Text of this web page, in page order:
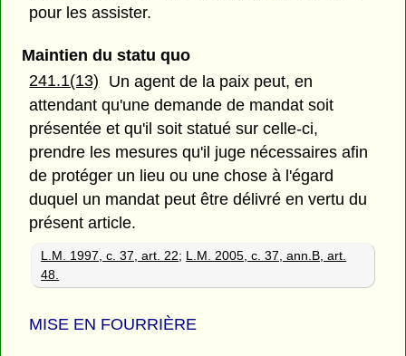
pour les assister.
Maintien du statu quo
241.1(13)
Un agent de la paix peut, en
attendant qu'une demande de mandat soit
présentée et qu'il soit statué sur celle-ci,
prendre les mesures qu'il juge nécessaires afin
de protéger un lieu ou une chose à l'égard
duquel un mandat peut être délivré en vertu du
présent article.
L.M. 1997, c. 37, art. 22; L.M. 2005, c. 37, ann.B, art.
48.
MISE EN FOURRIÈRE